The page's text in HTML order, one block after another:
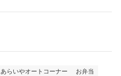
あらいやオートコーナー
お弁当